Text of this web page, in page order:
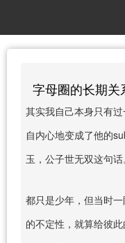
字母圈的长期关
其实我自己本身只有
自内心地变成了他的
玉，公子世无双这句话。
都只是少年，但当时
的不定性，就算给彼